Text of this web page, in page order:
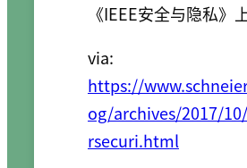
《IEEE安全与隐私》上
via:
https://
og/archives/2017/
rsecuri.html